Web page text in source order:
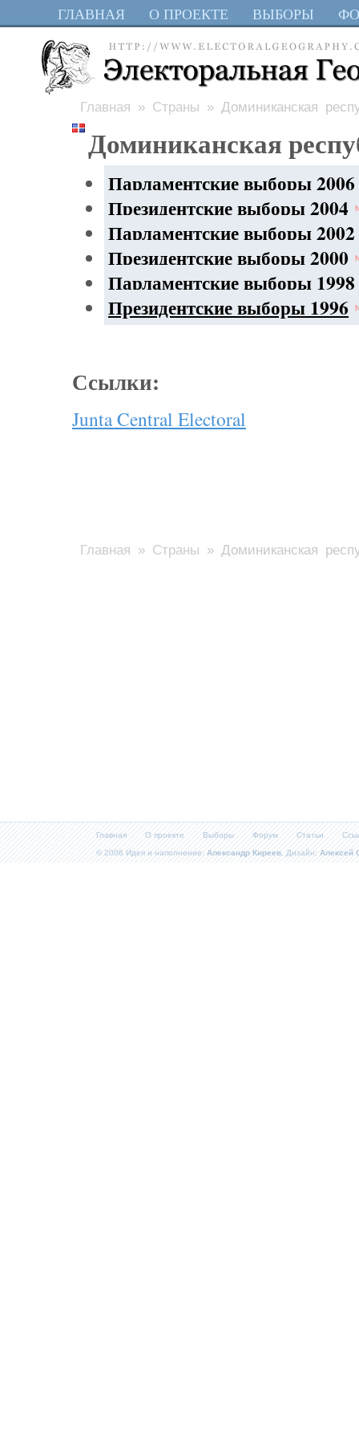
ГЛАВНАЯ О ПРОЕКТЕ ВЫБОРЫ
Главная » Страны » Доминиканская
Доминиканская
Парламентские выборы 2006
Президентские выборы 2004
Парламентские выборы 2002
Президентские выборы 2000
Парламентские выборы 1998
Президентские выборы 1996
Ссылки:
Junta Central Electoral
Главная » Страны » Доминиканская
Главная О проекте Выборы Форум Статьи
© 2006 Идея и наполнение: Александр Киреев , Дизайн: Алексей